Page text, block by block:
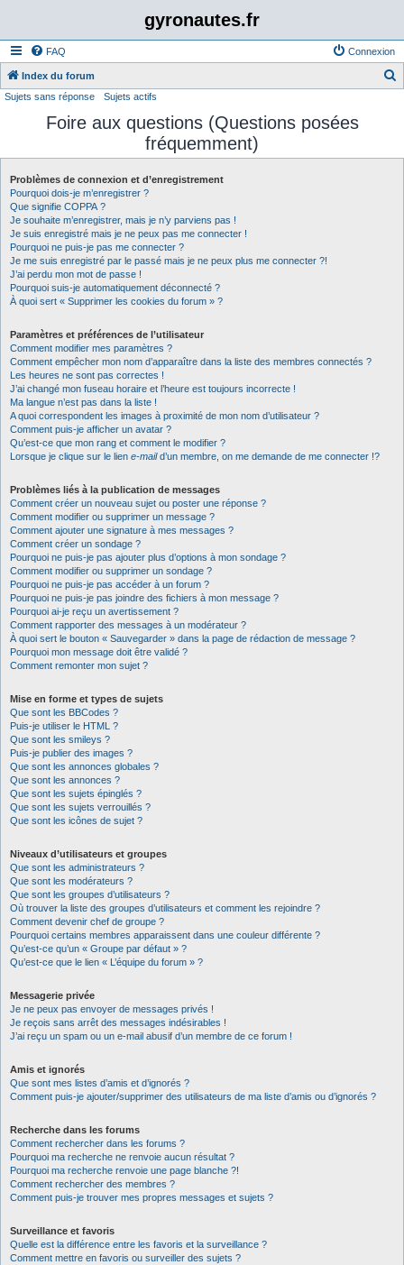
gyronautes.fr
FAQ Connexion
Index du forum
e
Sujets sans réponse Sujets actifs
Foire aux questions (Questions posées
fréquemment)
Problèmes de connexion et d’enregistrement
Pourquoi dois-je m’enregistrer ?
Que signifie COPPA ?
Je souhaite m’enregistrer, mais je n’y parviens pas !
Je suis enregistré mais je ne peux pas me connecter !
Pourquoi ne puis-je pas me connecter ?
Je me suis enregistré par le passé mais je ne peux plus me connecter ?!
J’ai perdu mon mot de passe !
Pourquoi suis-je automatiquement déconnecté ?
À quoi sert « Supprimer les cookies du forum » ?
Paramètres et préférences de l’utilisateur
Comment modifier mes paramètres ?
Comment empêcher mon nom d’apparaître dans la liste des membres connectés ?
Les heures ne sont pas correctes !
J’ai changé mon fuseau horaire et l’heure est toujours incorrecte !
Ma langue n’est pas dans la liste !
A quoi correspondent les images à proximité de mon nom d’utilisateur ?
Comment puis-je afficher un avatar ?
Qu’est-ce que mon rang et comment le modifier ?
Lorsque je clique sur le lien e-maild’un membre, on me demande de me connecter !?
Problèmes liés à la publication de messages
Comment créer un nouveau sujet ou poster une réponse ?
Comment modifier ou supprimer un message ?
Comment ajouter une signature à mes messages ?
Comment créer un sondage ?
Pourquoi ne puis-je pas ajouter plus d’options à mon sondage ?
Comment modifier ou supprimer un sondage ?
Pourquoi ne puis-je pas accéder à un forum ?
Pourquoi ne puis-je pas joindre des fichiers à mon message ?
Pourquoi ai-je reçu un avertissement ?
Comment rapporter des messages à un modérateur ?
À quoi sert le bouton « Sauvegarder » dans la page de rédaction de message ?
Pourquoi mon message doit être validé ?
Comment remonter mon sujet ?
Mise en forme et types de sujets
Que sont les BBCodes ?
Puis-je utiliser le HTML ?
Que sont les smileys ?
Puis-je publier des images ?
Que sont les annonces globales ?
Que sont les annonces ?
Que sont les sujets épinglés ?
Que sont les sujets verrouillés ?
Que sont les icônes de sujet ?
Niveaux d’utilisateurs et groupes
Que sont les administrateurs ?
Que sont les modérateurs ?
Que sont les groupes d’utilisateurs ?
Où trouver la liste des groupes d’utilisateurs et comment les rejoindre ?
Comment devenir chef de groupe ?
Pourquoi certains membres apparaissent dans une couleur différente ?
Qu’est-ce qu’un « Groupe par défaut » ?
Qu’est-ce que le lien « L’équipe du forum » ?
Messagerie privée
Je ne peux pas envoyer de messages privés !
Je reçois sans arrêt des messages indésirables !
J’ai reçu un spam ou un e-mail abusif d’un membre de ce forum !
Amis et ignorés
Que sont mes listes d’amis et d’ignorés ?
Comment puis-je ajouter/supprimer des utilisateurs de ma liste d’amis ou d’ignorés ?
Recherche dans les forums
Comment rechercher dans les forums ?
Pourquoi ma recherche ne renvoie aucun résultat ?
Pourquoi ma recherche renvoie une page blanche ?!
Comment rechercher des membres ?
Comment puis-je trouver mes propres messages et sujets ?
Surveillance et favoris
Quelle est la différence entre les favoris et la surveillance ?
Comment mettre en favoris ou surveiller des sujets ?